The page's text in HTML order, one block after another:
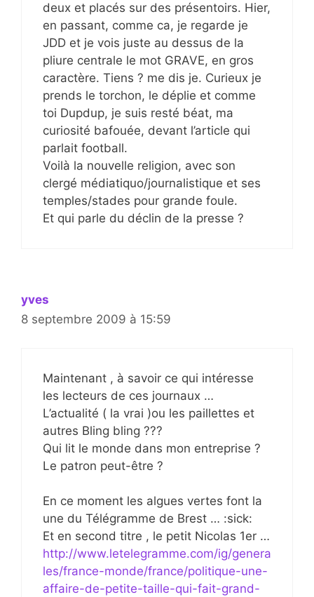
deux et placés sur des présentoirs. Hier,
en passant, comme ca, je regarde je
JDD et je vois juste au dessus de la
pliure centrale le mot GRAVE, en gros
caractère. Tiens ? me dis je. Curieux je
prends le torchon, le déplie et comme
toi Dupdup, je suis resté béat, ma
curiosité bafouée, devant l’article qui
parlait football.
Voilà la nouvelle religion, avec son
clergé médiatiquo/journalistique et ses
temples/stades pour grande foule.
Et qui parle du déclin de la presse ?
yves
8 septembre 2009 à 15:59
Maintenant , à savoir ce qui intéresse
les lecteurs de ces journaux …
L’actualité ( la vrai )ou les paillettes et
autres Bling bling ???
Qui lit le monde dans mon entreprise ?
Le patron peut-être ?
En ce moment les algues vertes font la
une du Télégramme de Brest … :sick:
Et en second titre , le petit Nicolas 1er …
http://www.letelegramme.com/ig/genera
les/france-monde/france/politique-une-
affaire-de-petite-taille-qui-fait-grand-